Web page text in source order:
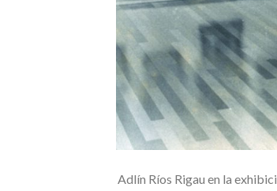
Adlín Ríos Rigau en la